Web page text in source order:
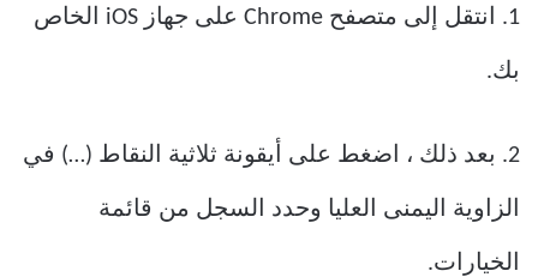
1. انتقل إلى متصفح Chrome على جهاز iOS الخاص
بك.
2. بعد ذلك ، اضغط على أيقونة ثلاثية النقاط (…) في
الزاوية اليمنى العليا وحدد السجل من قائمة
الخيارات.